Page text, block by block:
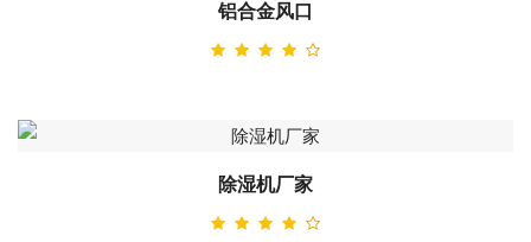
铝合金风口
除湿机厂家